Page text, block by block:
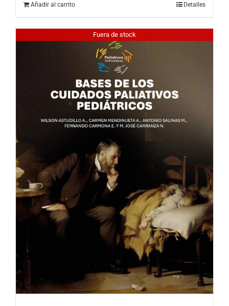
Añadir al carrito Detalles
Fuera de stock